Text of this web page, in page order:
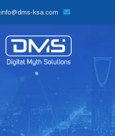
info@dms-ksa.com